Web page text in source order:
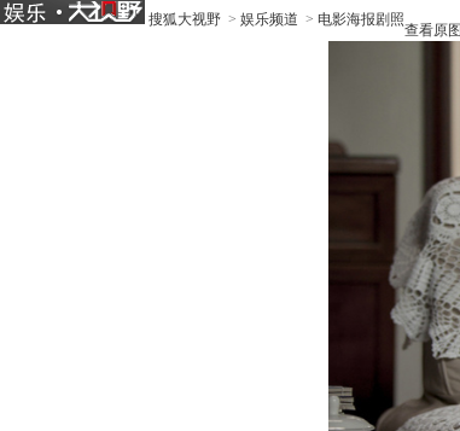
搜狐大视野 > 娱乐频道 > 电影海报剧照
查看原图